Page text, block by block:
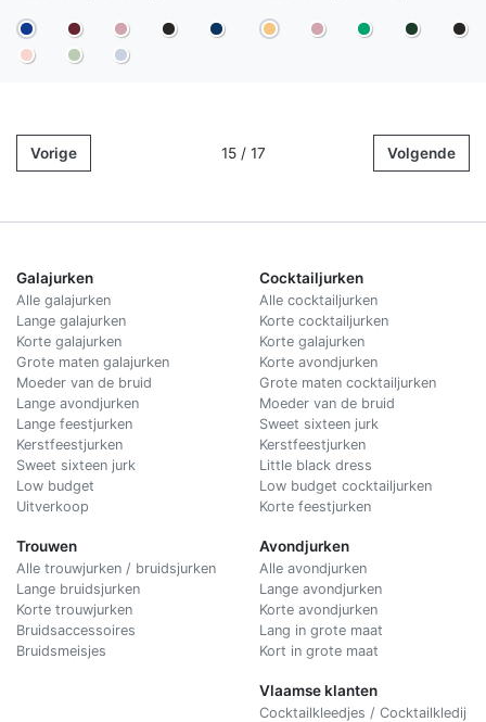
Vorige 15 / 17 Volgende
Galajurken
Alle galajurken
Lange galajurken
Korte galajurken
Grote maten galajurken
Moeder van de bruid
Lange avondjurken
Lange feestjurken
Kerstfeestjurken
Sweet sixteen jurk
Low budget
Uitverkoop
Trouwen
Alle trouwjurken / bruidsjurken
Lange bruidsjurken
Korte trouwjurken
Bruidsaccessoires
Bruidsmeisjes
Cocktailjurken
Alle cocktailjurken
Korte cocktailjurken
Korte galajurken
Korte avondjurken
Grote maten cocktailjurken
Moeder van de bruid
Sweet sixteen jurk
Kerstfeestjurken
Little black dress
Low budget cocktailjurken
Korte feestjurken
Avondjurken
Alle avondjurken
Lange avondjurken
Korte avondjurken
Lang in grote maat
Kort in grote maat
Vlaamse klanten
Cocktailkleedjes / Cocktailkledij